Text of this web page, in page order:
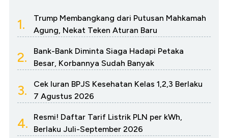
1.
Trump Membangkang dari Putusan Mahkamah
Agung, Nekat Teken Aturan Baru
2.
Bank-Bank Diminta Siaga Hadapi Petaka
Besar, Korbannya Sudah Banyak
3.
Cek Iuran BPJS Kesehatan Kelas 1,2,3 Berlaku
7 Agustus 2026
4.
Resmi! Daftar Tarif Listrik PLN per kWh,
Berlaku Juli-September 2026